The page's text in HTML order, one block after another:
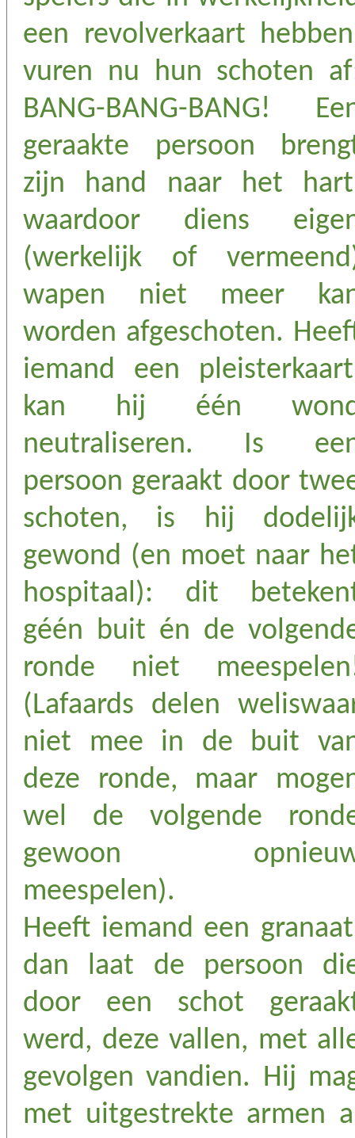
een revolverkaart
vuren nu hun schoten
BANG-BANG-BANG!
geraakte persoon
zijn hand naar het
waardoor diens
(werkelijk of
wapen niet meer
worden afgeschoten.
iemand een
kan hij één
neutraliseren. Is
persoon geraakt door
schoten, is hij
gewond (en moet naar
hospitaal): dit
géén buit én de
ronde niet
(Lafaards delen
niet mee in de buit
deze ronde, maar
wel de volgende
gewoon
meespelen).
Heeft iemand een
dan laat de persoon
door een schot
werd, deze vallen, met
gevolgen vandien. Hij
met uitgestrekte armen